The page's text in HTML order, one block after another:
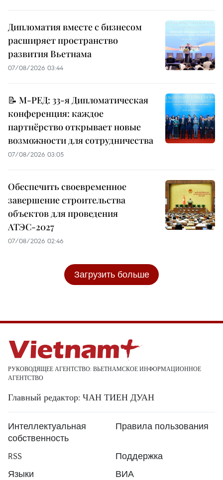
Дипломатия вместе с бизнесом
расширяет пространство
развития Вьетнама
07/08/2026 03:44
📝 М-РЕД: 33-я Дипломатическая
конференция: каждое
партнёрство открывает новые
возможности для сотрудничества
07/08/2026 03:05
Обеспечить своевременное
завершение строительства
объектов для проведения
АТЭС-2027
07/08/2026 02:46
Загрузить больше
РУКОВОДЯЩЕЕ АГЕНТСТВО: ВЬЕТНАМСКОЕ ИНФОРМАЦИОННОЕ
АГЕНТСТВО
Главный редактор: ЧАН ТИЕН ДУАН
Интеллектуальная
собственность
Правила пользования
RSS
Поддержка
Языки
ВИА